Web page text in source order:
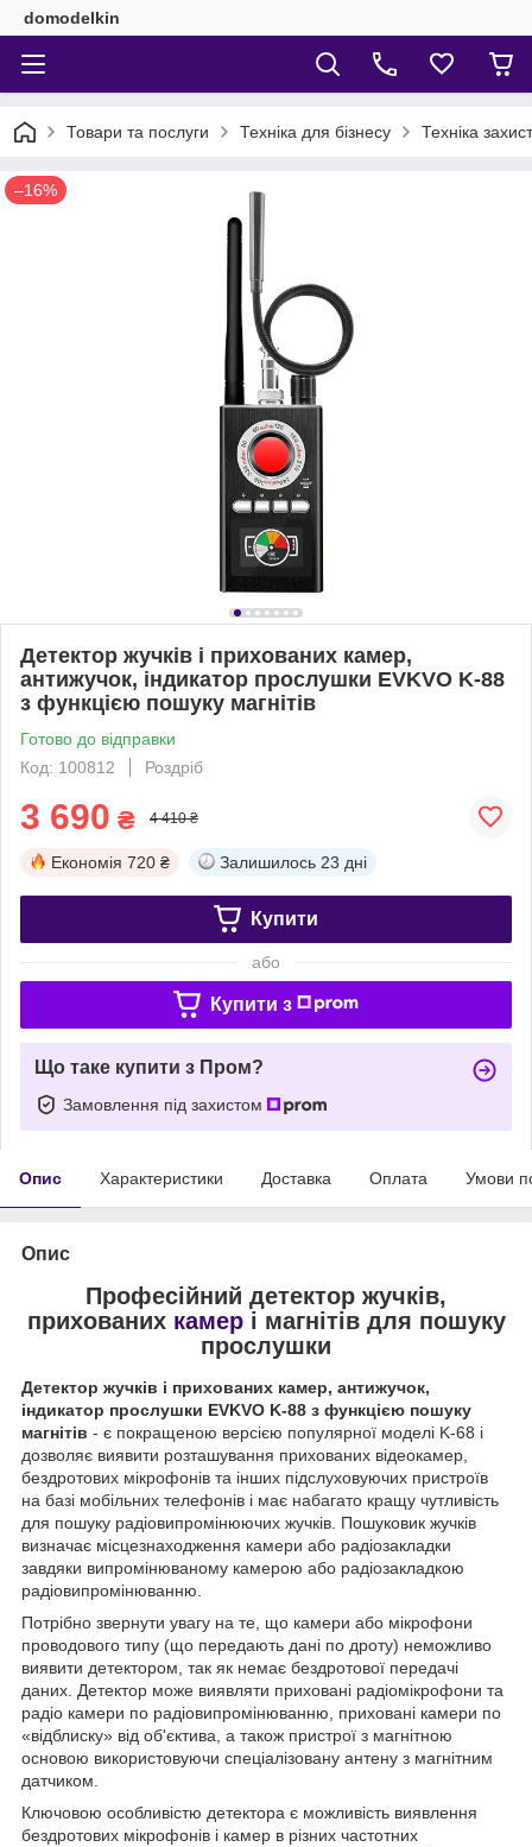
domodelkin
Товари та послуги Техніка для бізнесу Техніка
–16%
Детектор жучків і прихованих камер,
антижучок, індикатор прослушки EVKVO K-88
з функцією пошуку магнітів
Готово до відправки
Код: 100812
Роздріб
3 690 ₴ 4 410 ₴
Економія 720 ₴ Залишилось 23 дні
Купити
або
Купити з
Що таке купити з Пром?
Замовлення під захистом
Опис Характеристики Доставка Оплата Умови
Опис
Професійний детектор жучків,
прихованих камері магнітів для пошуку
прослушки
Детектор жучків і прихованих камер, антижучок,
індикатор прослушки EVKVO K-88 з функцією пошуку
магнітів - є покращеною версією популярної моделі K-68 і
дозволяє виявити розташування прихованих відеокамер,
бездротових мікрофонів та інших підслуховуючих пристроїв
на базі мобільних телефонів і має набагато кращу чутливість
для пошуку радіовипромінюючих жучків. Пошуковик жучків
визначає місцезнаходження камери або радіозакладки
завдяки випромінюваному камерою або радіозакладкою
радіовипромінюванню.
Потрібно звернути увагу на те, що камери або мікрофони
проводового типу (що передають дані по дроту) неможливо
виявити детектором, так як немає бездротової передачі
даних. Детектор може виявляти приховані радіомікрофони та
радіо камери по радіовипромінюванню, приховані камери по
«відблиску» від об'єктива, а також пристрої з магнітною
основою використовуючи спеціалізовану антену з магнітним
датчиком.
Ключовою особливістю детектора є можливість виявлення
бездротових мікрофонів і камер в різних частотних